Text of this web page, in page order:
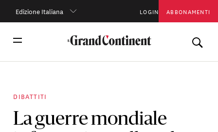
Edizione Italiana LOGIN ABBONAMENTI
DIBATTITI
La guerre mondiale